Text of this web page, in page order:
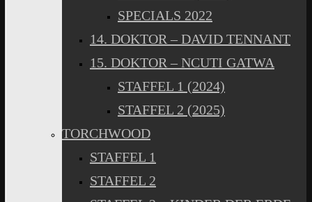
SPECIALS 2022
14. DOKTOR – DAVID TENNANT
15. DOKTOR – NCUTI GATWA
STAFFEL 1 (2024)
STAFFEL 2 (2025)
TORCHWOOD
STAFFEL 1
STAFFEL 2